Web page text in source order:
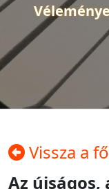
Vissza a
Az újságos,